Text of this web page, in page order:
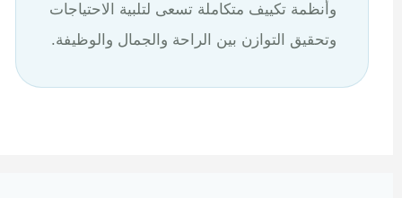
وأنظمة تكييف متكاملة تسعى لتلبية الاحتياجات
وتحقيق التوازن بين الراحة والجمال والوظيفة.